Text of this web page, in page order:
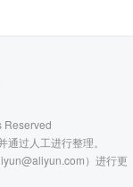
Reserved
过人工进行整理。
）进行更